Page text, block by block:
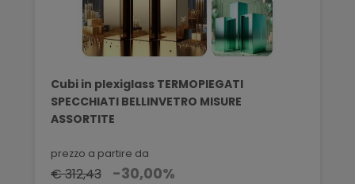
Cubi in plexiglass TERMOPIEGATI
SPECCHIATI BELLINVETRO MISURE
ASSORTITE
prezzo a partire da
€ 312,43 -30,00%